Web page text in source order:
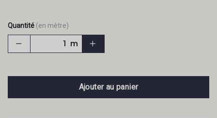
Quantité (en mètre)
m
Ajouter au panier